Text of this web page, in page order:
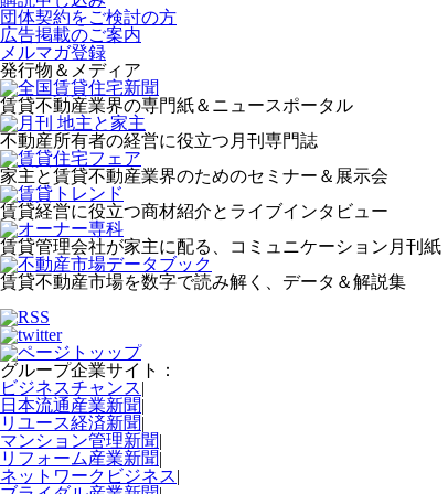
団体契約をご検討の方
広告掲載のご案内
メルマガ登録
発行物＆メディア
賃貸不動産業界の専門紙＆ニュースポータル
不動産所有者の経営に役立つ月刊専門誌
家主と賃貸不動産業界のためのセミナー＆展示会
賃貸経営に役立つ商材紹介とライブインタビュー
賃貸管理会社が家主に配る、コミュニケーション月刊紙
賃貸不動産市場を数字で読み解く、データ＆解説集
グループ企業サイト：
ビジネスチャンス|
日本流通産業新聞|
リユース経済新聞|
マンション管理新聞|
リフォーム産業新聞|
ネットワークビジネス|